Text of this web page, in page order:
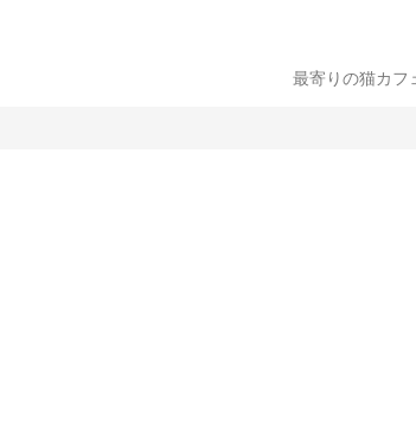
最寄りの猫カフ